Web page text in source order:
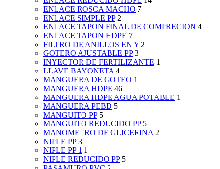
ENLACE ROSCA MACHO 7
ENLACE SIMPLE PP 2
ENLACE TAPON FINAL DE COMPRECION 4
ENLACE TAPON HDPE 7
FILTRO DE ANILLOS EN Y 2
GOTERO AJUSTABLE PP 3
INYECTOR DE FERTILIZANTE 1
LLAVE BAYONETA 4
MANGUERA DE GOTEO 1
MANGUERA HDPE 46
MANGUERA HDPE AGUA POTABLE 1
MANGUERA PEBD 5
MANGUITO PP 5
MANGUITO REDUCIDO PP 5
MANOMETRO DE GLICERINA 2
NIPLE PP 3
NIPLE PP 1 1
NIPLE REDUCIDO PP 5